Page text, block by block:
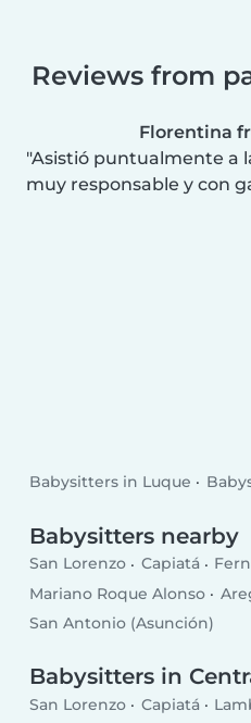
Reviews from
Florentina
Asistió puntualmente a
muy responsable y con
Babysitters in Luque
Babysitters nearby
San Lorenzo Capiatá
Mariano Roque Alonso
San Antonio (Asunción)
Babysitters in
San Lorenzo Capiatá